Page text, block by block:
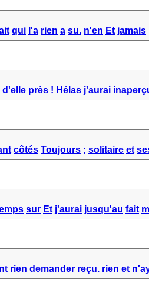
qui l'a rien a su. n'en Et jamais
d'elle près ! Hélas j'aurai
côtés Toujours ; solitaire et
sur Et j'aurai jusqu'au fait
rien demander reçu. rien et